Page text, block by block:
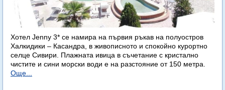
Хотел Jenny 3* се намира на първия ръкав на полуостров
Халкидики – Касандра, в живописното и спокойно курортно
селце Сивири. Плажната ивица в съчетание с кристално
чистите и сини морски води е на разстояние от 150 метра.
Още...